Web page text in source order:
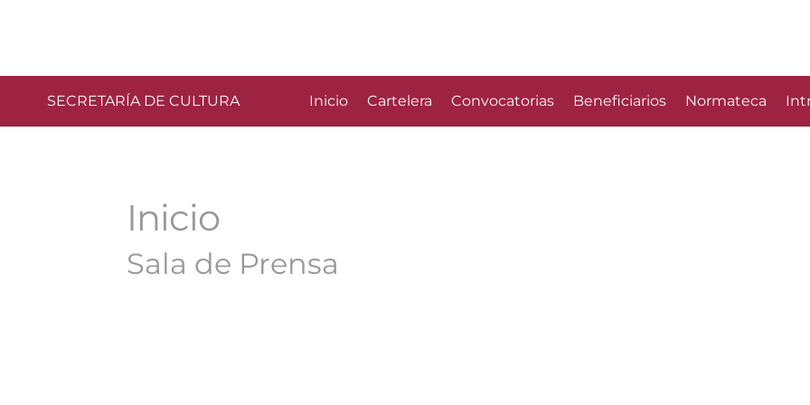
SECRETARÍA DE CULTURA Inicio Cartelera Convocatorias Beneficiarios Normateca
Inicio
Sala de Prensa